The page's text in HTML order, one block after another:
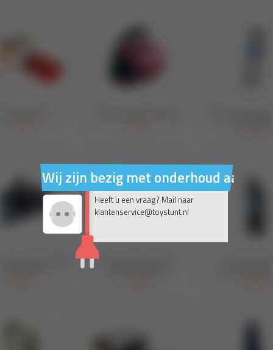
Wij zijn bezig met onderhoud aan
Heeft u een vraag? Mail naar
klantenservice@toystunt.nl